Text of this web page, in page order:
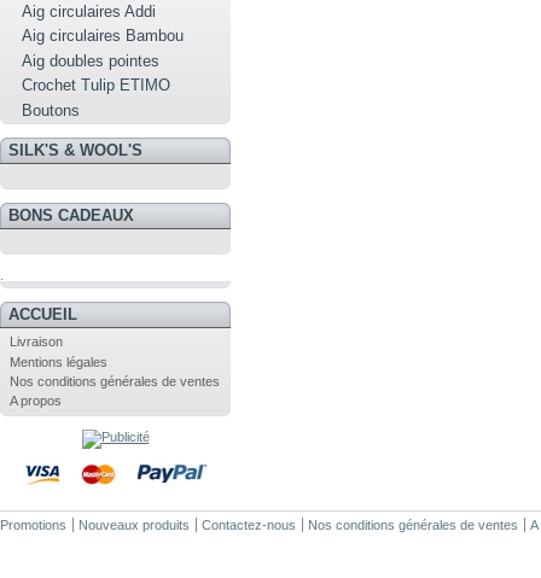
Aig circulaires Addi
Aig circulaires Bambou
Aig doubles pointes
Crochet Tulip ETIMO
Boutons
SILK'S & WOOL'S
BONS CADEAUX
ACCUEIL
Livraison
Mentions légales
Nos conditions générales de ventes
A propos
Promotions Nouveaux produits Contactez-nous Nos conditions générales de ventes A